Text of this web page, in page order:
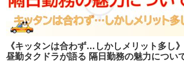
《キッタンは合わず…しかしメリット多し》
昼勤タクドラが語る 隔日勤務の魅力につい